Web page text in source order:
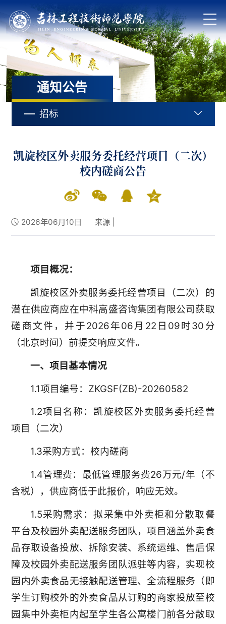
通知公告
招标
凯旋校区外卖服务委托经营项目（二次）
校内磋商公告
2026年06月10日 来源 |
项目概况：
凯旋校区外卖服务委托经营项目（二次）的
潜在供应商应在中科高盛咨询集团有限公司获取
磋商文件，并于2026年06月22日09时30分
（北京时间）前提交响应文件。
一、项目基本情况
1.1项目编号：ZKGSF(ZB)-20260582
1.2项目名称：凯旋校区外卖服务委托经营
项目（二次）
1.3采购方式：校内磋商
1.4管理费：最低管理服务费26万元/年（不
含税），供应商低于此报价，响应无效。
1.5采购需求：拟采集中外卖柜和分散取餐
平台及校园外卖配送服务团队，项目涵盖外卖食
品存取设备投放、拆除安装、系统运维、售后保
障及校园外卖配送服务团队派驻等内容，实现校
园内外卖食品无接触配送管理、全流程服务（即
学生订购校外的外卖食品从订购的商家投放至校
园集中外卖柜内起至学生各公寓楼门前各分散取